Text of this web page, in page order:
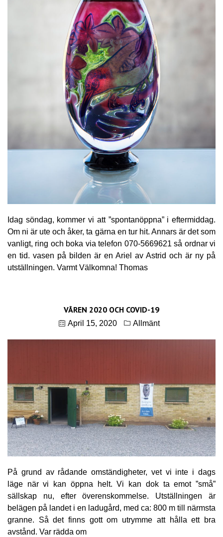
Idag söndag, kommer vi att ”spontanöppna” i eftermiddag.
Om ni är ute och åker, ta gärna en tur hit. Annars är det som
vanligt, ring och boka via telefon 070-5669621 så ordnar vi
en tid. vasen på bilden är en Ariel av Astrid och är ny på
utställningen. Varmt Välkomna! Thomas
VÅREN 2020 OCH COVID-19
April 15, 2020 Allmänt
På grund av rådande omständigheter, vet vi inte i dags
läge när vi kan öppna helt. Vi kan dok ta emot ”små”
sällskap nu, efter överenskommelse. Utställningen är
belägen på landet i en ladugård, med ca: 800 m till närmsta
granne. Så det finns gott om utrymme att hålla ett bra
avstånd. Var rädda om